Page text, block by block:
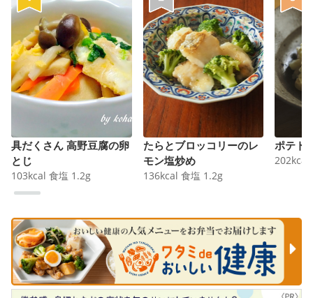
具だくさん 高野豆腐の卵
とじ
103kcal 食塩 1.2g
たらとブロッコリーのレ
モン塩炒め
136kcal 食塩 1.2g
ポテト
202kcal